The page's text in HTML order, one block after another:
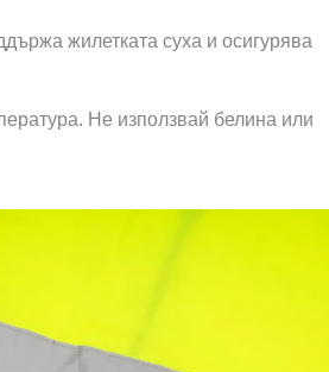
жилетката суха и осигурява
Не използвай белина или